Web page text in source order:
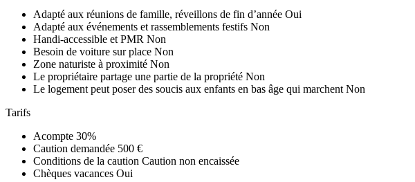
Adapté aux réunions de famille, réveillons de fin d’année Oui
Adapté aux événements et rassemblements festifs Non
Handi-accessible et PMR Non
Besoin de voiture sur place Non
Zone naturiste à proximité Non
Le propriétaire partage une partie de la propriété Non
Le logement peut poser des soucis aux enfants en bas âge qui marchent Non
Tarifs
Acompte 30%
Caution demandée 500 €
Conditions de la caution Caution non encaissée
Chèques vacances Oui